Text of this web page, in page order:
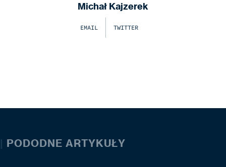
Michał Kajzerek
EMAIL TWITTER
| PODODNE ARTYKUŁY